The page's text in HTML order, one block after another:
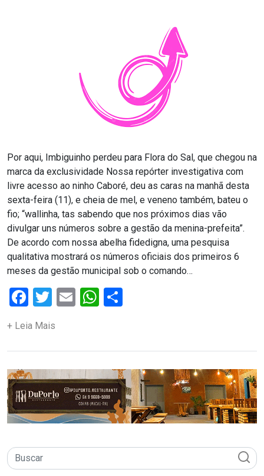
ASSEMBLEIA
ASSEMBLEIA
LEGISLATIVA
DO
RN
ASSEMBLEIA
RN
BASTIDORES
Blog
CÂMARA
Por aqui, Imbiguinho perdeu para Flora do Sal, que chegou na
marca da exclusividade Nossa repórter investigativa com
livre acesso ao ninho Caboré, deu as caras na manhã desta
sexta-feira (11), e cheia de mel, e veneno também, bateu o
fio; “wallinha, tas sabendo que nos próximos dias vão
divulgar uns números sobre a gestão da menina-prefeita”.
De acordo com nossa abelha fidedigna, uma pesquisa
qualitativa mostrará os números oficiais dos primeiros 6
meses da gestão municipal sob o comando…
Facebook
Twitter
EmailWhatsApp
+ Leia Mais